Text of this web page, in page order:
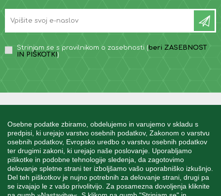
Osebne podatke zbiramo, obdelujemo in varujemo v skladu s
predpisi, ki urejajo varstvo osebnih podatkov, Zakonom o varstvu
osebnih podatkov, Evropsko uredbo o varstvu osebnih podatkov
ter drugimi zakoni, ki urejajo naše poslovanje. Uporabljamo
piškotke in podobne tehnologije sledenja, da zagotovimo
delovanje spletne strani ter izboljšamo vašo uporabniško izkušnjo.
Del teh piškotkov je nujno potrebnih za delovanje strani, drugi pa
se izvajajo le z vašo privolitvijo. Za posamezna dovoljenja kliknite
Strinjam se s pravilnikom o zasebnosti (beri ZASEBNOST
IN PIŠKOTKI )
MOJ RAČUN
STORITEV ZA STRANKE